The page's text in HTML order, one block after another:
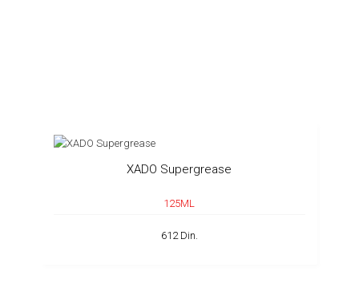
XADO Supergrease
125ML
612 Din.